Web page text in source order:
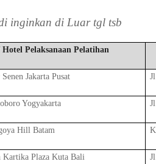
inginkan di Luar tgl tsb
Hotel Pelaksanaan Pelatihan
Jakarta Pusat
Yogyakarta
Hill Batam
Kartika Plaza Kuta Bali